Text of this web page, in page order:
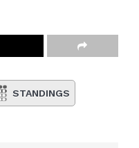
STANDINGS